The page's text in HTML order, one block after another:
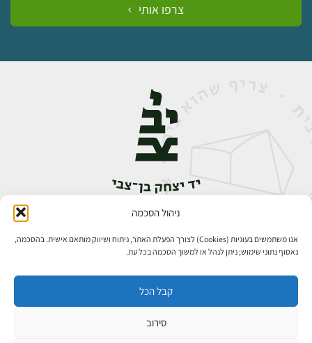
ניהול הסכמה
אנו משתמשים בעוגיות (Cookies) לצורך הפעלת האתר, ניתוח ושיווק מותאם אישית. בהסכמה,
נאסוף נתוני שימוש; ניתן לנהל או למשוך הסכמה בכל עת.
קבל הכל
סירוב
צרפו אותי
אבן גבירול 14, רחביה, ירושלים